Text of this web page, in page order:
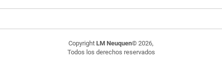
Copyright LM Neuquen© 2026,
Todos los derechos reservados